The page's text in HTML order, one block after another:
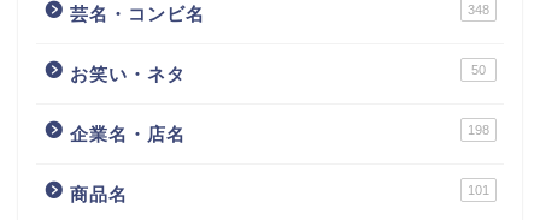
芸名・コンビ名 348
お笑い・ネタ 50
企業名・店名 198
商品名 101